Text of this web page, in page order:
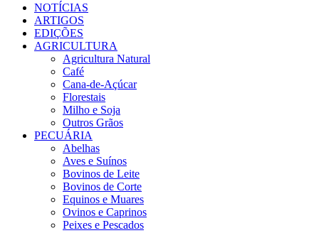
NOTÍCIAS
ARTIGOS
EDIÇÕES
AGRICULTURA
Agricultura Natural
Café
Cana-de-Açúcar
Florestais
Milho e Soja
Outros Grãos
PECUÁRIA
Abelhas
Aves e Suínos
Bovinos de Leite
Bovinos de Corte
Equinos e Muares
Ovinos e Caprinos
Peixes e Pescados